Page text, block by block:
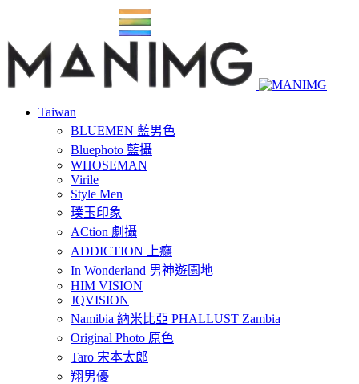
Taiwan
BLUEMEN 藍男色
Bluephoto 藍攝
WHOSEMAN
Virile
Style Men
璞玉印象
ACtion 劇攝
ADDICTION 上癮
In Wonderland 男神遊園地
HIM VISION
JQVISION
Namibia 納米比亞 PHALLUST Zambia
Original Photo 原色
Taro 宋本太郎
翔男優